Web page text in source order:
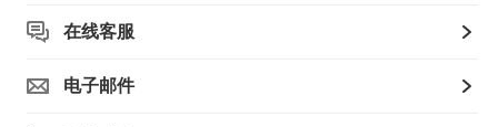
在线客服
电子邮件